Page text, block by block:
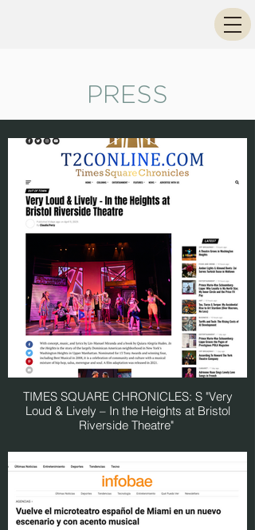
PRESS
TIMES SQUARE CHRONICLES: S "Very
Loud & Lively – In the Heights at Bristol
Riverside Theatre"